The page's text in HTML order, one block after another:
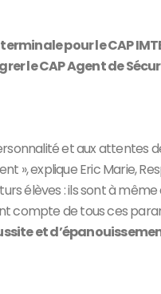
pour le CAP
le CAP Agent de
et aux attentes
», explique Eric Marie,
élèves : ils sont à
compte de tous ces
et